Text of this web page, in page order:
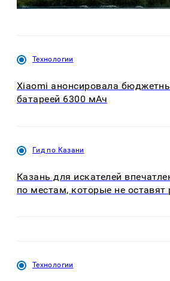
Технологии
Xiaomi анонсировала
батареей 6300 мАч
Гид по Казани
Казань для искателей
по местам, которые не
Технологии